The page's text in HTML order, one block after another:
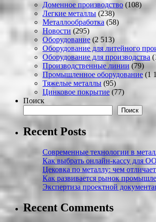
Доменное производство (108)
Легкие металлы (238)
Металлообработка (58)
Новости (295)
Оборудование (2 513)
Оборудование для литейного
Оборудование для производства
Производственные линии (79)
Промышленное оборудование (1
Тяжелые металлы (95)
Цинковое покрытие (77)
Поиск
Поиск
Recent Posts
Современные технологии в
Как выбрать онлайн-кассу для
Цековка по металлу: чем
Как развивается рынок
Экспертиза проектной
Recent Comments